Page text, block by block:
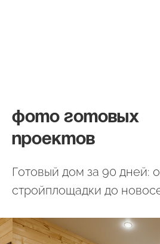
Фото готовых
проектов
Готовый дом за 90 дней:
стройплощадки до